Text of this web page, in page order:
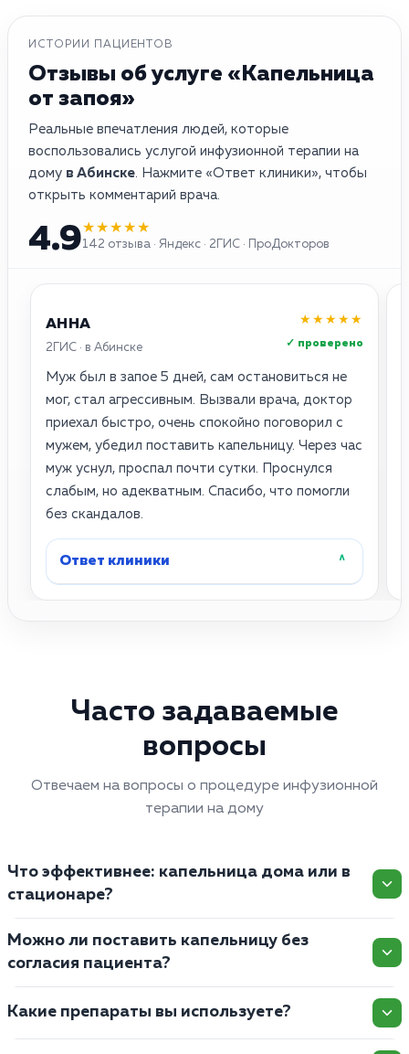
ИСТОРИИ ПАЦИЕНТОВ
Отзывы об услуге «Капельница
от запоя»
Реальные впечатления людей, которые
воспользовались услугой инфузионной терапии на
дому в Абинске. Нажмите «Ответ клиники», чтобы
открыть комментарий врача.
4.9★★★★★
142 отзыва · Яндекс · 2ГИС · ПроДокторов
АННА
2ГИС · в Абинске
★★★★★
✓ проверено
Муж был в запое 5 дней, сам остановиться не
мог, стал агрессивным. Вызвали врача, доктор
приехал быстро, очень спокойно поговорил с
мужем, убедил поставить капельницу. Через час
муж уснул, проспал почти сутки. Проснулся
слабым, но адекватным. Спасибо, что помогли
без скандалов.
Ответ клиники ˄
Часто задаваемые
вопросы
Отвечаем на вопросы о процедуре инфузионной
терапии на дому
Что эффективнее: капельница дома или в
стационаре?
Можно ли поставить капельницу без
согласия пациента?
Какие препараты вы используете?